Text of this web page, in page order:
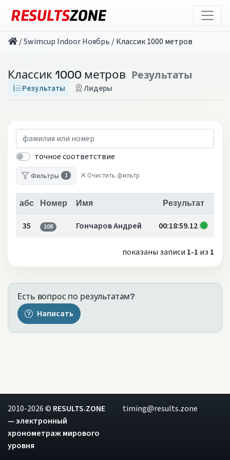
/Swimcup Indoor Ноябрь /Классик 1000 метров
Классик 1000 метров Результаты
Результаты Лидеры
точное соответствие
Фильтры 1 Очистить фильтр
абс Номер Имя Результат
35 108 Гончаров Андрей 00:18:59.12
показаны записи 1-1 из 1
Есть вопрос по результатам?
Написать
2010-2026 © RESULTS.ZONE
— электронный
хронометраж мирового
уровня
timing@results.zone